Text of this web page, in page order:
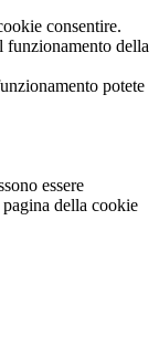
consentire.
funzionamento della
potete
essere
della cookie